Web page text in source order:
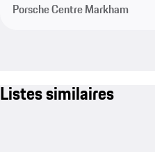
Porsche Centre Markham
Listes similaires